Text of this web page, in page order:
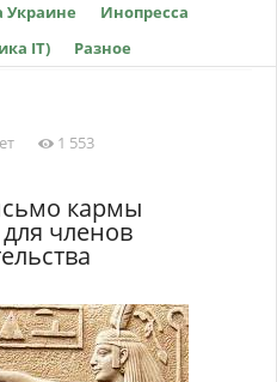
Украине
Инопресса
IT) Разное
1 553
кармы
членов